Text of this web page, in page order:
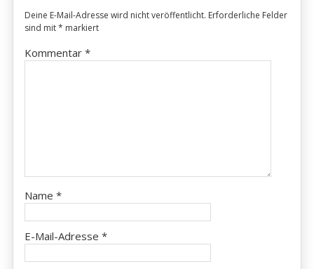
Deine E-Mail-Adresse wird nicht veröffentlicht. Erforderliche Felder
sind mit* markiert
Kommentar*
Name*
E-Mail-Adresse*